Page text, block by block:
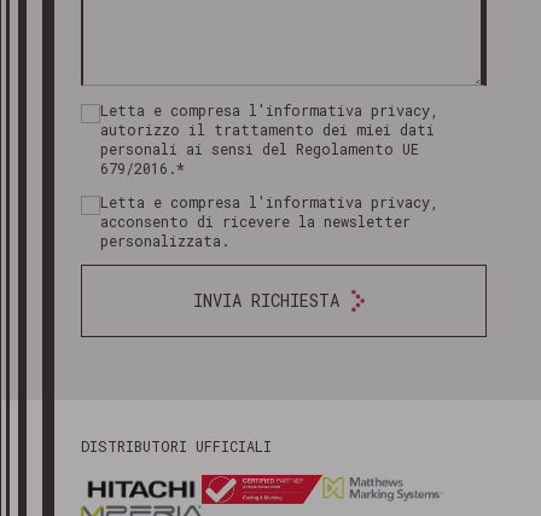
Letta e compresa l'informativa privacy,
autorizzo il trattamento dei miei dati
personali ai sensi del Regolamento UE
679/2016.*
Letta e compresa l'informativa privacy,
acconsento di ricevere la newsletter
personalizzata.
INVIA RICHIESTA
DISTRIBUTORI UFFICIALI